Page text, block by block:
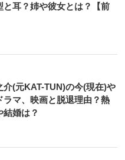
と耳？姉や彼女とは？【前
介(元KAT-TUN)の今(現在)や
ラマ、映画と脱退理由？熱
結婚は？